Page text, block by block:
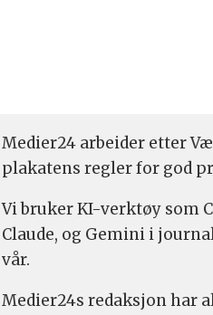
Medier24 arbeider etter
plakatens regler for god
Vi bruker KI-verktøy som
Claude, og Gemini i
vår.
Medier24s redaksjon har